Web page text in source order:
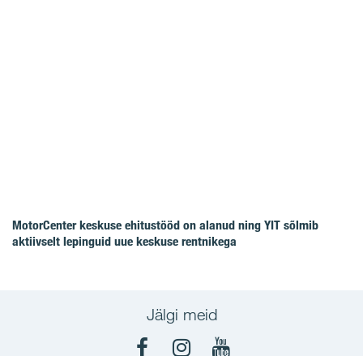
MotorCenter keskuse ehitustööd on alanud ning YIT sõlmib
aktiivselt lepinguid uue keskuse rentnikega
Jälgi meid